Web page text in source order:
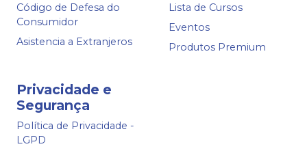
Código de Defesa do
Consumidor
Asistencia a Extranjeros
Lista de Cursos
Eventos
Produtos Premium
Privacidade e
Segurança
Política de Privacidade -
LGPD